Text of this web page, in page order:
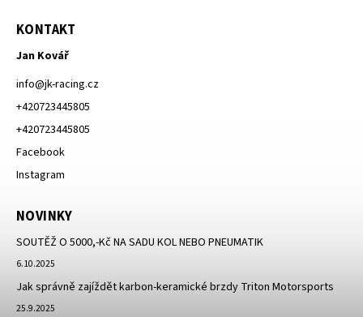
KONTAKT
Jan Kovář
info@jk-racing.cz
+420723445805
+420723445805
Facebook
Instagram
NOVINKY
SOUTĚŽ O 5000,-Kč NA SADU KOL NEBO PNEUMATIK
6.10.2025
Jak správně zajíždět karbon-keramické brzdy Triton Motorsports
25.9.2025